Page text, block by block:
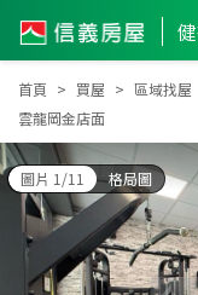
首頁 買屋 區域找屋
雲龍岡金店面
圖片 1/11 格局圖